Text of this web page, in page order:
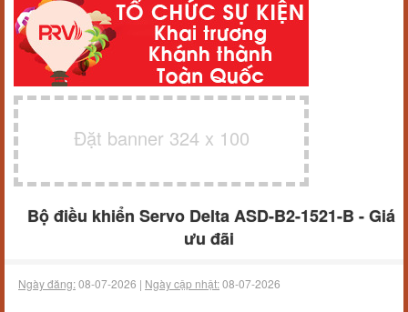
Đặt banner 324 x 100
Bộ điều khiển Servo Delta ASD-B2-1521-B - Giá
ưu đãi
Ngày đăng:08-07-2026 | Ngày cập nhật:08-07-2026